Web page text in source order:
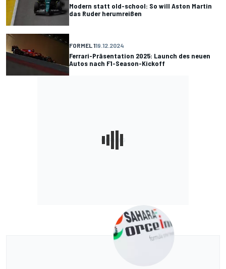
Modern statt old-school: So will Aston Martin
das Ruder herumreißen
FORMEL 119.12.2024
Ferrari-Präsentation 2025: Launch des neuen
Autos nach F1-Season-Kickoff